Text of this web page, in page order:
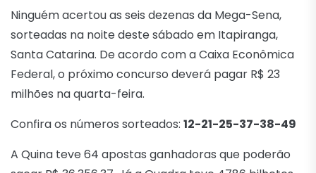
Ninguém acertou as seis dezenas da Mega-Sena,
sorteadas na noite deste sábado em Itapiranga,
Santa Catarina. De acordo com a Caixa Econômica
Federal, o próximo concurso deverá pagar R$ 23
milhões na quarta-feira.
Confira os números sorteados: 12-21-25-37-38-49
A Quina teve 64 apostas ganhadoras que poderão